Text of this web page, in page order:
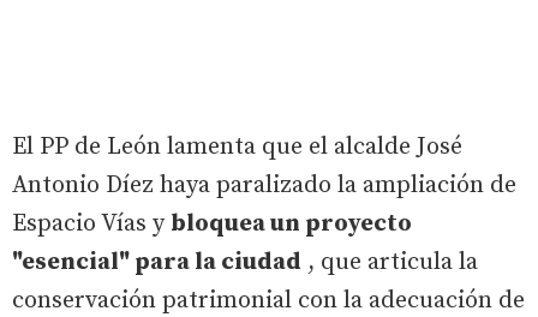
El PP de León lamenta que el alcalde José
Antonio Díez haya paralizado la ampliación de
Espacio Vías y bloquea un proyecto
"esencial" para la ciudad , que articula la
conservación patrimonial con la adecuación de